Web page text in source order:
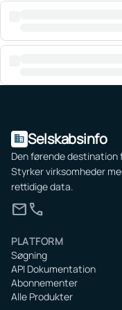
domain Selskabsinfo
Den førende destination
Styrker virksomheder
rettidige data.
mailcall
PLATFORM
Søgning
API Dokumentation
Abonnementer
Alle Produkter